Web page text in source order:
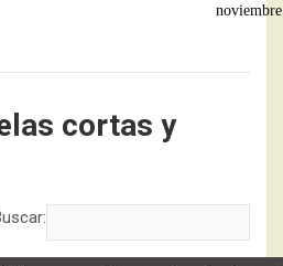
cortas y